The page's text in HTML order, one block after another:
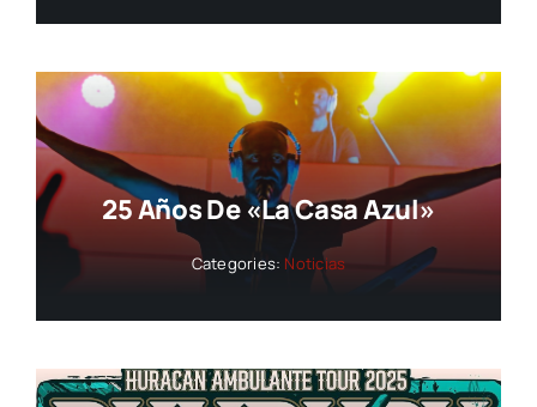
25 Años De «La Casa Azul»
Categories: Noticias